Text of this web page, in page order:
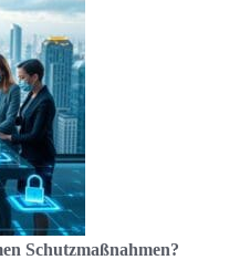
Schutzmaßnahmen?